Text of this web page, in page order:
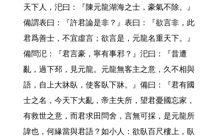
天下人，汜曰：『陳元龍湖海之士，豪氣不除。』
備謂表曰：『許君論是非？』表曰：『欲言非，此
君爲善士，不宜虛言；欲言是，元龍名重天下。』
備問汜：『君言豪，寧有事邪？』汜曰：『昔遭
亂，過下邳，見元龍。元龍無客主之意，久不相與
語，自上大牀臥，使客臥下牀。』備曰：『君有國
士之名，今天下大亂，帝主失所，望君憂國忘家，
有救世之意，而君求田問舍，言無可採，是元龍所
諱也，何緣當與君語？如小人：欲臥百尺樓上，臥